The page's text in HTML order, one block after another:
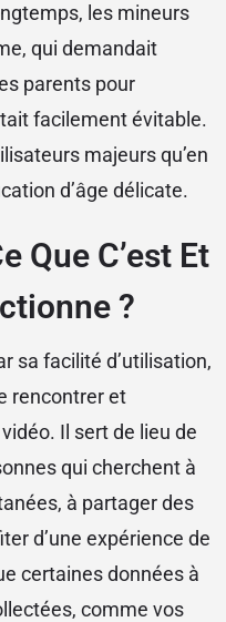
les mineurs
qui demandait
parents pour
facilement évitable.
majeurs qu’en
d’âge délicate.
Que C’est Et
?
sa facilité d’utilisation,
rencontrer et
Il sert de lieu de
qui cherchent à
à partager des
d’une expérience de
certaines données à
comme vos